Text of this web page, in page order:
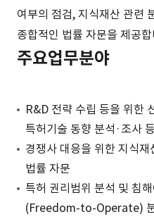
여부의 점검, 지식재산 관련
종합적인 법률 자문을 제공
주요업무분야
R&D 전략 수립 등을 위한
특허기술 동향 분석·조사 등
경쟁사 대응을 위한 지식
법률 자문
특허 권리범위 분석 및 침
(Freedom-to-Operate)